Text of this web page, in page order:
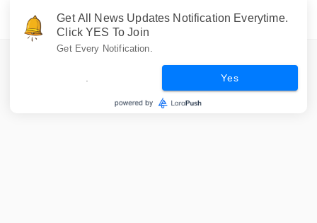
Get All News Updates Notification Everytime.
Click YES To Join
Get Every Notification.
Yes